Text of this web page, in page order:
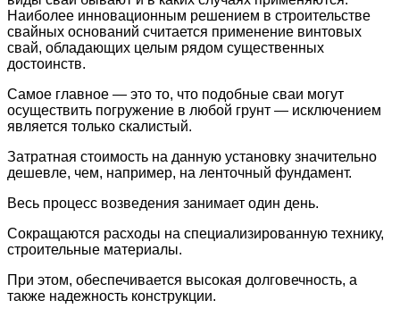
Наиболее инновационным решением в строительстве
свайных оснований считается применение винтовых
свай, обладающих целым рядом существенных
достоинств.
Самое главное — это то, что подобные сваи могут
осуществить погружение в любой грунт — исключением
является только скалистый.
Затратная стоимость на данную установку значительно
дешевле, чем, например, на ленточный фундамент.
Весь процесс возведения занимает один день.
Сокращаются расходы на специализированную технику,
строительные материалы.
При этом, обеспечивается высокая долговечность, а
также надежность конструкции.